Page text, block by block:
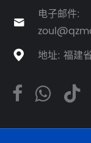

电子邮件:
 地址: 福建